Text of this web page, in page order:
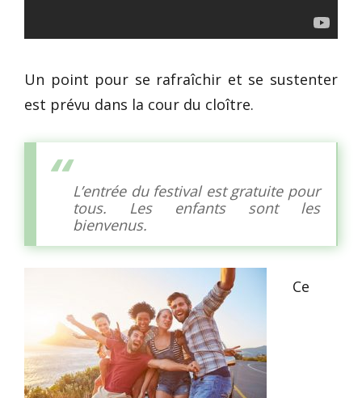
Un point pour se rafraîchir et se sustenter
est prévu dans la cour du cloître.
L’entrée du festival est gratuite pour
tous. Les enfants sont les
bienvenus.
Ce